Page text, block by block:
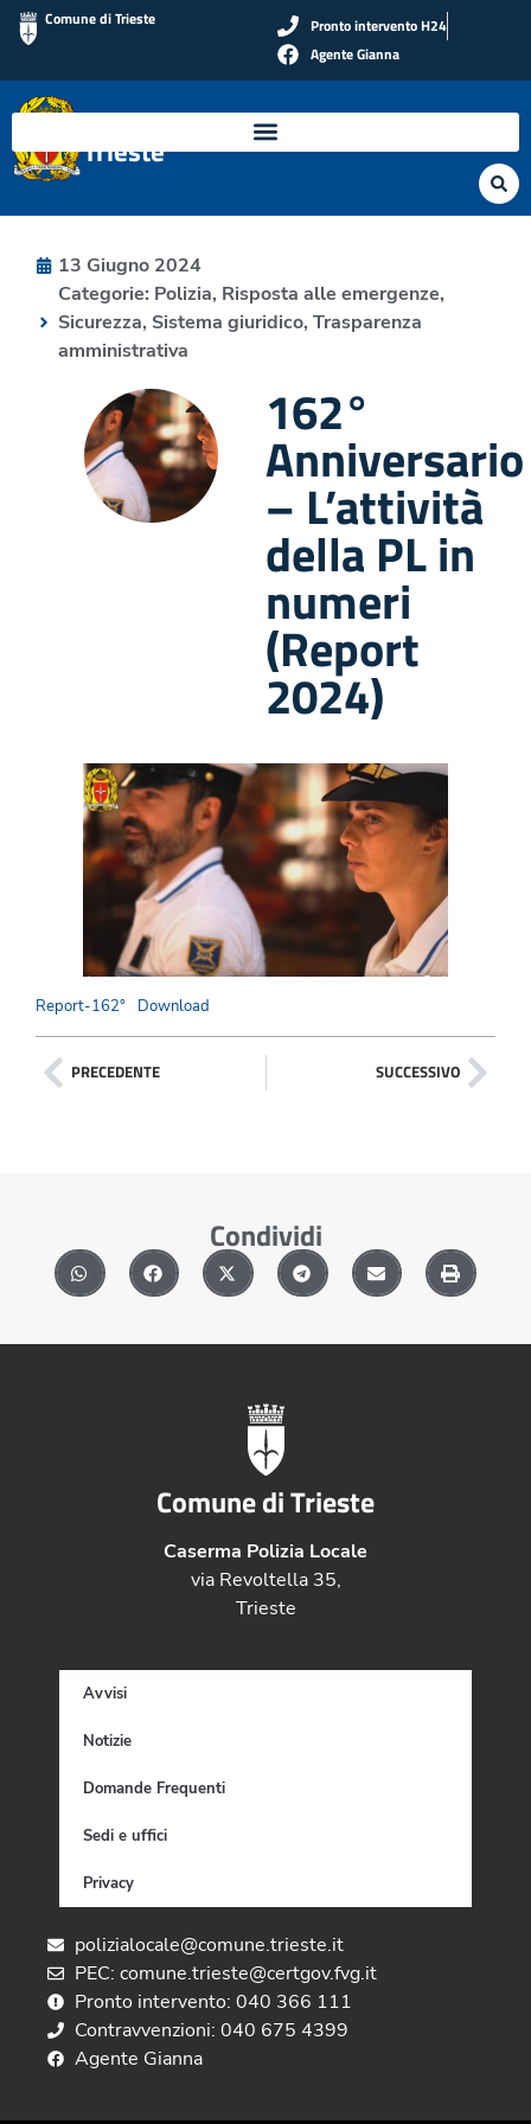
Comune di Trieste
Pronto intervento H24
Agente Gianna
Polizia Locale di
Trieste
13 Giugno 2024
Categorie: Polizia, Risposta alle emergenze,
Sicurezza, Sistema giuridico, Trasparenza
amministrativa
162°
Anniversario
– L’attività
della PL in
numeri
(Report
2024)
Report-162° Download
PRECEDENTE SUCCESSIVO
Condividi
Comune di Trieste
Caserma Polizia Locale
via Revoltella 35,
Trieste
Avvisi
Notizie
Domande Frequenti
Sedi e uffici
Privacy
polizialocale@comune.trieste.it
PEC: comune.trieste@certgov.fvg.it
Pronto intervento: 040 366 111
Contravvenzioni: 040 675 4399
Agente Gianna